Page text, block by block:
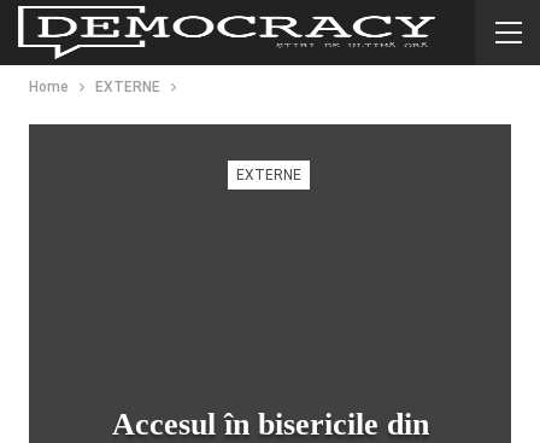
Home EXTERNE
EXTERNE
Accesul în bisericile din